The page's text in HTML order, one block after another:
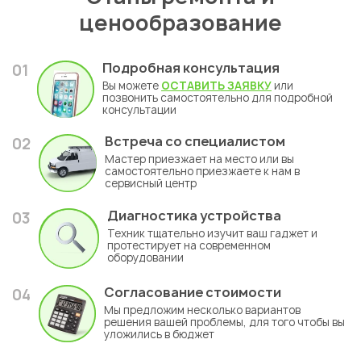
ценообразование
01 Подробная консультация
Вы можете ОСТАВИТЬ ЗАЯВКУ или
позвонить самостоятельно для подробной
консультации
02 Встреча со специалистом
Мастер приезжает на место или вы
самостоятельно приезжаете к нам в
сервисный центр
03 Диагностика устройства
Техник тщательно изучит ваш гаджет и
протестирует на современном
оборудовании
04 Согласование стоимости
Мы предложим несколько вариантов
решения вашей проблемы, для того чтобы вы
уложились в бюджет